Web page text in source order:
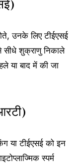
उनके लिए टीईएसई
शुक्राणु निकाले
या बाद में की जा
या टीईएसई को इन
स्पर्म